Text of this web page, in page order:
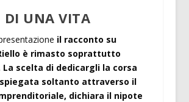
DI UNA VITA
il racconto su
è rimasto soprattutto
La scelta di dedicargli la corsa
soltanto attraverso il
dichiara il nipote